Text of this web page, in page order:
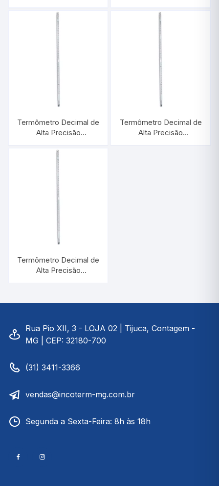
INCOTERM 5095
INCOTERM 6009
Termômetro Decimal de
Alta Precisão
INCOTERM 5098
Termômetro Decimal de
Alta Precisão
Termômetro Decimal de
Alta Precisão
Rua Pio XII, 3 - LOJA 02 | Tijuca, Contagem -
MG | CEP: 32180-700
(31) 3411-3366
vendas@incoterm-mg.com.br
Segunda a Sexta-Feira: 8h às 18h